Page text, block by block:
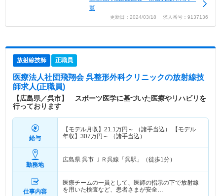
覧
更新日：2024/03/18 求人番号：9137136
放射線技師 正職員
医療法人社団飛翔会 呉整形外科クリニックの放射線技
師求人(正職員)
【広島県／呉市】 スポーツ医学に基づいた医療やリハビリを
行っております
給与
【モデル月収】 21.1万円～
（諸手当込） 【モデル
年収】 307万円～ （諸手当込）
勤務地
広島県 呉市 ＪＲ呉線「呉駅」（徒歩1分）
仕事内容
医療チームの一員として、医師の指示の下で放射線
を用いた検査など、患者さまが安全…